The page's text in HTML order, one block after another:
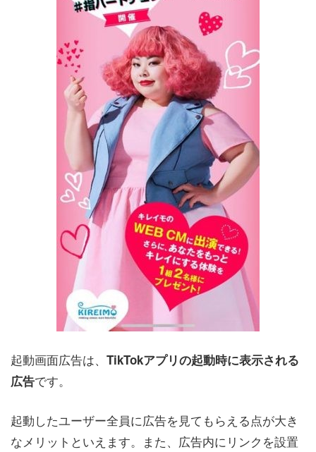
起動画面広告は、 TikTokアプリの起動時に表示される
広告です。
起動したユーザー全員に広告を見てもらえる点が大き
なメリットといえます。また、広告内にリンクを設置